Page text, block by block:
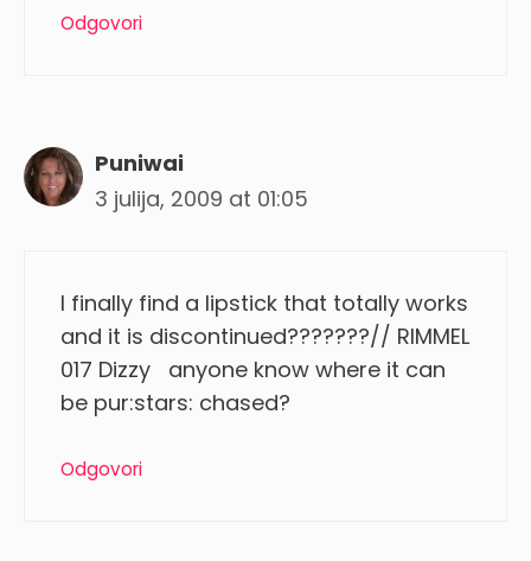
Odgovori
Puniwai
3 julija, 2009 at 01:05
I finally find a lipstick that totally works
and it is discontinued???????// RIMMEL
017 Dizzy anyone know where it can
be pur:stars: chased?
Odgovori